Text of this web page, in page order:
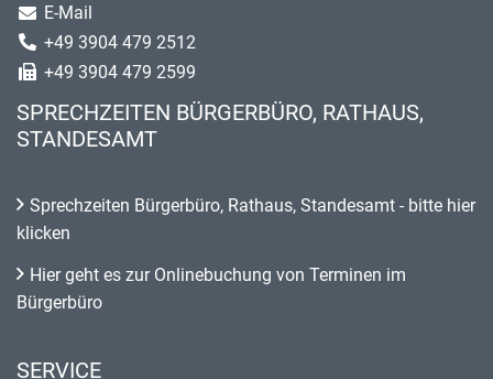
E-Mail
+49 3904 479 2512
+49 3904 479 2599
SPRECHZEITEN BÜRGERBÜRO, RATHAUS,
STANDESAMT
Sprechzeiten Bürgerbüro, Rathaus, Standesamt - bitte hier
klicken
Hier geht es zur Onlinebuchung von Terminen im
Bürgerbüro
SERVICE